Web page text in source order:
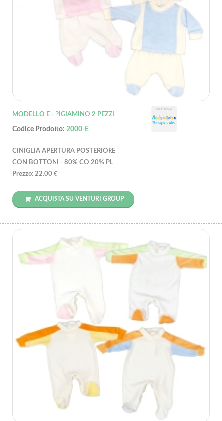
MODELLO E - PIGIAMINO 2 PEZZI
Codice Prodotto: 2000-E
CINIGLIA APERTURA POSTERIORE
CON BOTTONI - 80% CO 20% PL
Prezzo: 22.00 €
ACQUISTA SU VENTURI GROUP